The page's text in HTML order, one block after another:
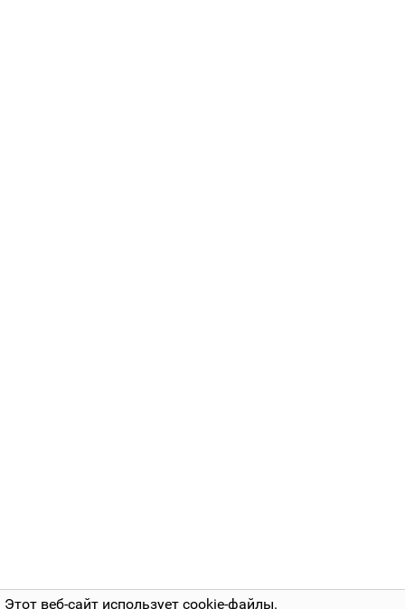
Этот веб-сайт использует cookie-файлы.